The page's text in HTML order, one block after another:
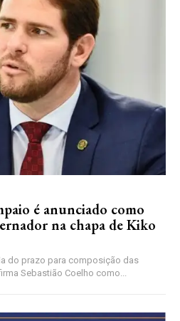
é anunciado como
na chapa de Kiko
do prazo para composição das
Sebastião Coelho como...